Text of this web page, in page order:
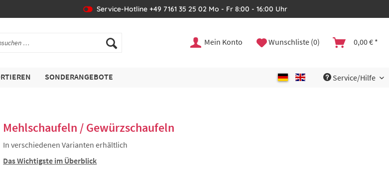
Service-Hotline +49 7161 35 25 02 Mo - Fr 8:00 - 16:00 Uhr
Mein Konto Wunschliste (0) 0,00 € *
SONDERANGEBOTE Service/Hilfe
Mehlschaufeln / Gewürzschaufeln
In verschiedenen Varianten erhältlich
Das Wichtigste im Überblick